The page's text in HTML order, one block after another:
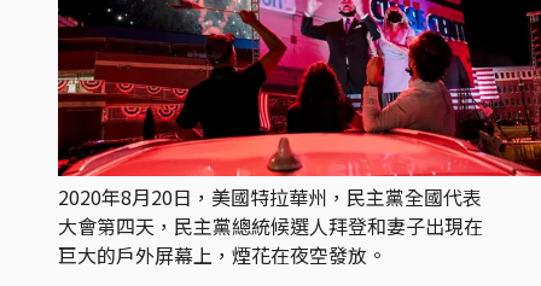
2020年8月20日，美國特拉華州，民主黨全國代表
大會第四天，民主黨總統候選人拜登和妻子出現在
巨大的戶外屏幕上，煙花在夜空發放。